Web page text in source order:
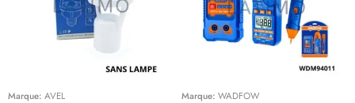
Marque: AVEL Marque: WADFOW